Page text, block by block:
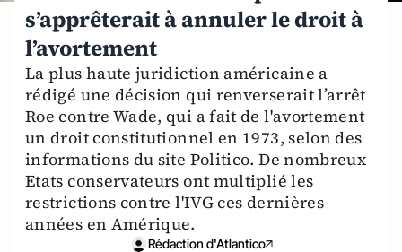
s’apprêterait à annuler le droit à
l’avortement
La plus haute juridiction américaine a
rédigé une décision qui renverserait l’arrêt
Roe contre Wade, qui a fait de l'avortement
un droit constitutionnel en 1973, selon des
informations du site Politico. De nombreux
Etats conservateurs ont multiplié les
restrictions contre l'IVG ces dernières
années en Amérique.
Rédaction d'Atlantico